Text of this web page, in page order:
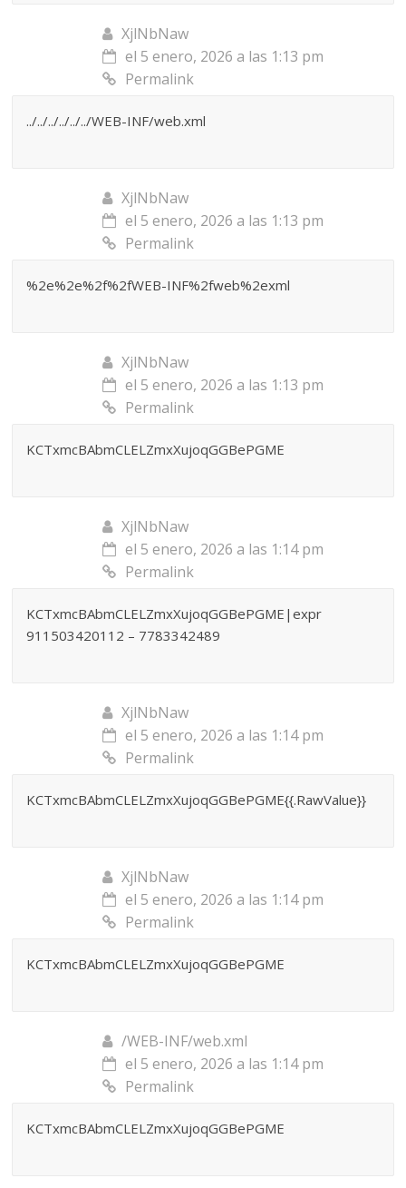
XjlNbNaw
el 5 enero, 2026 a las 1:13 pm
Permalink
../../../../../../WEB-INF/web.xml
XjlNbNaw
el 5 enero, 2026 a las 1:13 pm
Permalink
%2e%2e%2f%2fWEB-INF%2fweb%2exml
XjlNbNaw
el 5 enero, 2026 a las 1:13 pm
Permalink
KCTxmcBAbmCLELZmxXujoqGGBePGME
XjlNbNaw
el 5 enero, 2026 a las 1:14 pm
Permalink
KCTxmcBAbmCLELZmxXujoqGGBePGME|expr
911503420112 – 7783342489
XjlNbNaw
el 5 enero, 2026 a las 1:14 pm
Permalink
KCTxmcBAbmCLELZmxXujoqGGBePGME{{.RawValue}}
XjlNbNaw
el 5 enero, 2026 a las 1:14 pm
Permalink
KCTxmcBAbmCLELZmxXujoqGGBePGME
/WEB-INF/web.xml
el 5 enero, 2026 a las 1:14 pm
Permalink
KCTxmcBAbmCLELZmxXujoqGGBePGME